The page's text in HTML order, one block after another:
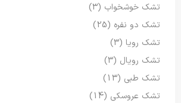
تشک خوشخواب (3)
تشک دو نفره (25)
تشک رویا (3)
تشک رویال (3)
تشک طبی (13)
تشک عروسکی (14)